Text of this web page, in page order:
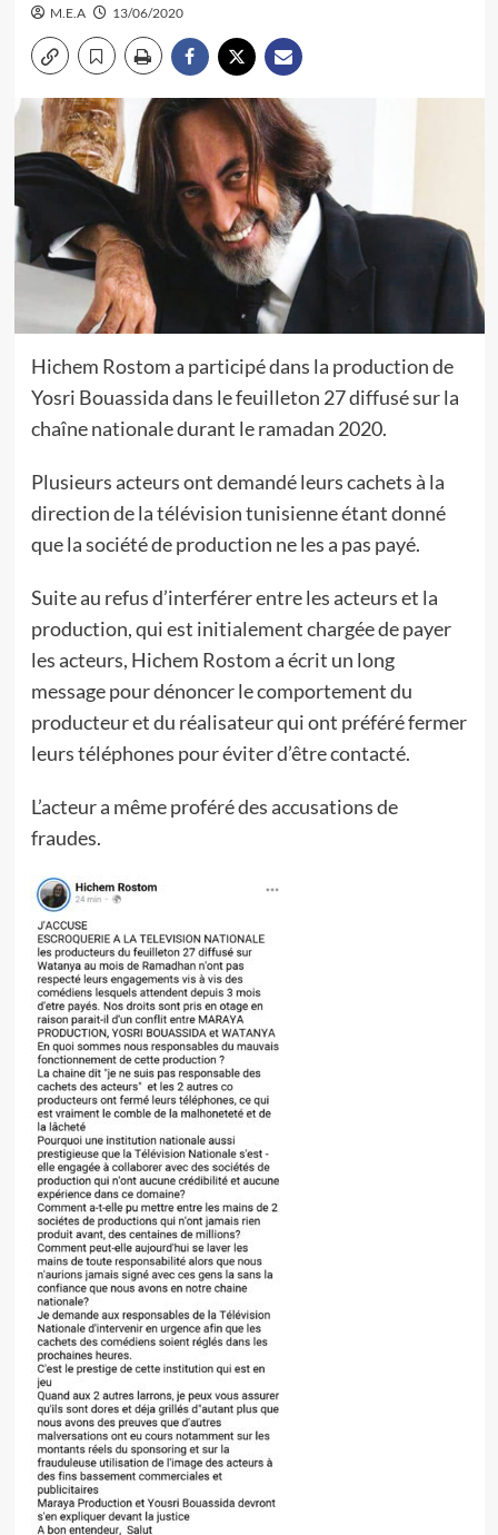
M.E.A 13/06/2020
Hichem Rostom a participé dans la production de
Yosri Bouassida dans le feuilleton 27 diffusé sur la
chaîne nationale durant le ramadan 2020.
Plusieurs acteurs ont demandé leurs cachets à la
direction de la télévision tunisienne étant donné
que la société de production ne les a pas payé.
Suite au refus d’interférer entre les acteurs et la
production, qui est initialement chargée de payer
les acteurs, Hichem Rostom a écrit un long
message pour dénoncer le comportement du
producteur et du réalisateur qui ont préféré fermer
leurs téléphones pour éviter d’être contacté.
L’acteur a même proféré des accusations de
fraudes.